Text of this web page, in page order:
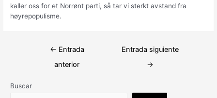
kaller oss for et Norrønt parti, så tar vi sterkt avstand fra
høyrepopulisme.
Navegación
← Entrada
anterior
Entrada siguiente
→
Buscar